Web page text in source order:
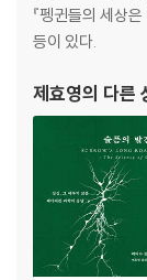
『펭귄들의 세상
등이 있다.
제효영의 다른